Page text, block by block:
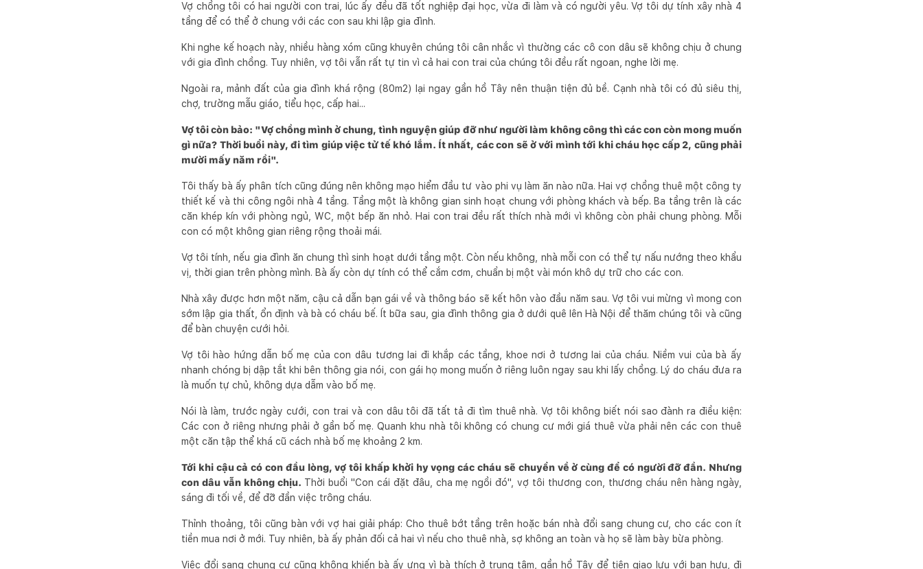
Vợ chồng tôi có hai người con trai, lúc ấy đều đã tốt nghiệp đại học, vừa đi làm và có người yêu. Vợ tôi dự tính xây nhà 4
tầng để có thể ở chung với các con sau khi lập gia đình.
Khi nghe kế hoạch này, nhiều hàng xóm cũng khuyên chúng tôi cân nhắc vì thường các cô con dâu sẽ không chịu ở chung
với gia đình chồng. Tuy nhiên, vợ tôi vẫn rất tự tin vì cả hai con trai của chúng tôi đều rất ngoan, nghe lời mẹ.
Ngoài ra, mảnh đất của gia đình khá rộng (80m2) lại ngay gần hồ Tây nên thuận tiện đủ bề. Cạnh nhà tôi có đủ siêu thị,
chợ, trường mẫu giáo, tiểu học, cấp hai...
Vợ tôi còn bảo: "Vợ chồng mình ở chung, tình nguyện giúp đỡ như người làm không công thì các con còn mong muốn
gì nữa? Thời buổi này, đi tìm giúp việc tử tế khó lắm. Ít nhất, các con sẽ ở với mình tới khi cháu học cấp 2, cũng phải
mười mấy năm rồi".
Tôi thấy bà ấy phân tích cũng đúng nên không mạo hiểm đầu tư vào phi vụ làm ăn nào nữa. Hai vợ chồng thuê một công ty
thiết kế và thi công ngôi nhà 4 tầng. Tầng một là không gian sinh hoạt chung với phòng khách và bếp. Ba tầng trên là các
căn khép kín với phòng ngủ, WC, một bếp ăn nhỏ. Hai con trai đều rất thích nhà mới vì không còn phải chung phòng. Mỗi
con có một không gian riêng rộng thoải mái.
Vợ tôi tính, nếu gia đình ăn chung thì sinh hoạt dưới tầng một. Còn nếu không, nhà mỗi con có thể tự nấu nướng theo khẩu
vị, thời gian trên phòng mình. Bà ấy còn dự tính có thể cắm cơm, chuẩn bị một vài món khô dự trữ cho các con.
Nhà xây được hơn một năm, cậu cả dẫn bạn gái về và thông báo sẽ kết hôn vào đầu năm sau. Vợ tôi vui mừng vì mong con
sớm lập gia thất, ổn định và bà có cháu bế. Ít bữa sau, gia đình thông gia ở dưới quê lên Hà Nội để thăm chúng tôi và cũng
để bàn chuyện cưới hỏi.
Vợ tôi hào hứng dẫn bố mẹ của con dâu tương lai đi khắp các tầng, khoe nơi ở tương lai của cháu. Niềm vui của bà ấy
nhanh chóng bị dập tắt khi bên thông gia nói, con gái họ mong muốn ở riêng luôn ngay sau khi lấy chồng. Lý do cháu đưa ra
là muốn tự chủ, không dựa dẫm vào bố mẹ.
Nói là làm, trước ngày cưới, con trai và con dâu tôi đã tất tả đi tìm thuê nhà. Vợ tôi không biết nói sao đành ra điều kiện:
Các con ở riêng nhưng phải ở gần bố mẹ. Quanh khu nhà tôi không có chung cư mới giá thuê vừa phải nên các con thuê
một căn tập thể khá cũ cách nhà bố mẹ khoảng 2 km.
Tới khi cậu cả có con đầu lòng, vợ tôi khấp khởi hy vọng các cháu sẽ chuyển về ở cùng để có người đỡ đần. Nhưng
con dâu vẫn không chịu. Thời buổi "Con cái đặt đâu, cha mẹ ngồi đó", vợ tôi thương con, thương cháu nên hàng ngày,
sáng đi tối về, để đỡ đần việc trông cháu.
Thỉnh thoảng, tôi cũng bàn với vợ hai giải pháp: Cho thuê bớt tầng trên hoặc bán nhà đổi sang chung cư, cho các con ít
tiền mua nơi ở mới. Tuy nhiên, bà ấy phản đối cả hai vì nếu cho thuê nhà, sợ không an toàn và họ sẽ làm bày bừa phòng.
Việc đổi sang chung cư cũng không khiến bà ấy ưng vì bà thích ở trung tâm, gần hồ Tây để tiện giao lưu với bạn hưu, đi